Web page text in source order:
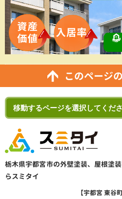
このページ
栃木県宇都宮市の外壁塗装、屋根塗
らスミタイ
【宇都宮 東谷